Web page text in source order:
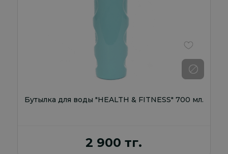
Бутылка для воды "HEALTH & FITNESS" 700 мл.
2 900 тг.
В